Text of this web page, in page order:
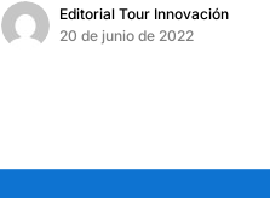
Editorial Tour Innovación
20 de junio de 2022